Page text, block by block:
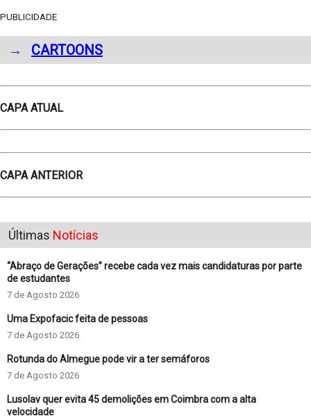
PUBLICIDADE
→ CARTOONS
CAPA ATUAL
CAPA ANTERIOR
Últimas Notícias
“Abraço de Gerações” recebe cada vez mais candidaturas por parte
de estudantes
7 de Agosto 2026
Uma Expofacic feita de pessoas
7 de Agosto 2026
Rotunda do Almegue pode vir a ter semáforos
7 de Agosto 2026
Lusolav quer evita 45 demolições em Coimbra com a alta
velocidade